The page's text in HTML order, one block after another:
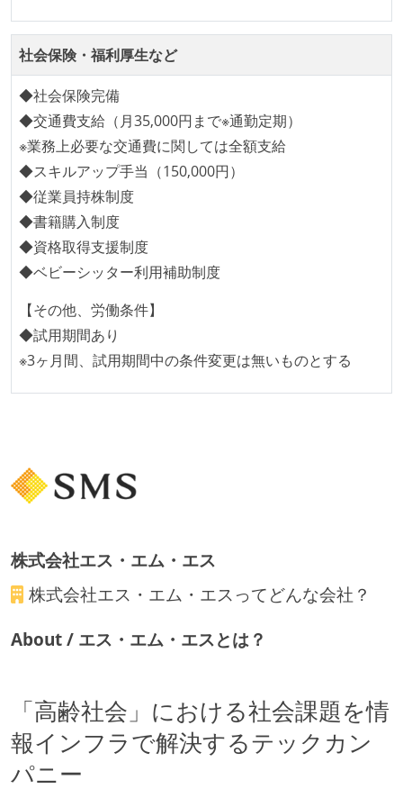
誰もがいつでも閲覧可能になっている
ドキュメントの整備やペアプロ、モブワークなど、ナ
レッジの共有を積極的に行っている（属人性を減らす
取り組みをしている）
労働環境の自由度
フレックスタイム制または裁量労働制を採用している
メンバーの多様性
外国籍の開発メンバーがいる
待遇・福利厚生
ストックオプションまたは自社株購入支援制度がある
職業安定法に対応する記載事項
社会保険・福利厚生など
◆社会保険完備
◆交通費支給（月35,000円まで※通勤定期）
※業務上必要な交通費に関しては全額支給
◆スキルアップ手当（150,000円）
◆従業員持株制度
◆書籍購入制度
◆資格取得支援制度
◆ベビーシッター利用補助制度
【その他、労働条件】
◆試用期間あり
※3ヶ月間、試用期間中の条件変更は無いものとする
株式会社エス・エム・エス
株式会社エス・エム・エスってどんな会社？
About / エス・エム・エスとは？
「高齢社会」における社会課題を情
報インフラで解決するテックカン
パニー